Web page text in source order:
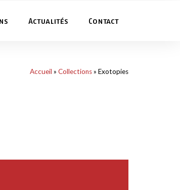
Actualités Contact
Accueil » Collections» Exotopies